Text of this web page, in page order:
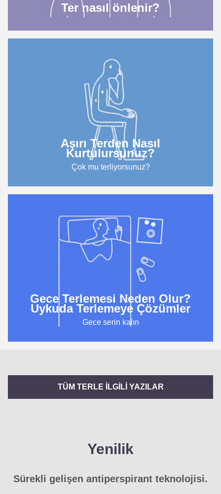
Ter nasıl önlenir?
Aşırı Terden Nasıl
Kurtulursunuz?
Çok mu terliyorsunuz?
Gece Terlemesi Neden Olur?
Uykuda Terlemeye Çözümler
Gece serin kalın
TÜM TERLE İLGİLİ YAZILAR
Yenilik
Sürekli gelişen antiperspirant teknolojisi.